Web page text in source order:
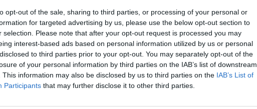
opt-out of the sale, sharing to third parties, or processing of your personal or
for targeted advertising by us, please use the below opt-out section to
selection. Please note that after your opt-out request is processed you may
interest-based ads based on personal information utilized by us or personal
to third parties prior to your opt-out. You may separately opt-out of the
of your personal information by third parties on the IAB’s list of downstream
This information may also be disclosed by us to third parties on the IAB’s List of
Participants that may further disclose it to other third parties.
F.C. Il difensore classe 1987 vestirà a partire da
un’aggiunta di assoluta qualità nel reparto
in bocca al lupo per una prossima annata